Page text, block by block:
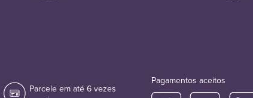
Parcele em até 6 vezes
Pagamentos aceitos